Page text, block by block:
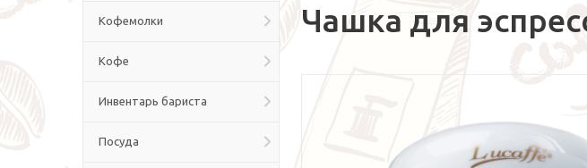
Кофемолки
Кофе
Инвентарь бариста
Посуда
Чашка для